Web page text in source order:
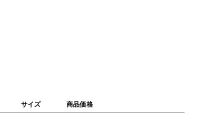
サイズ 商品価格